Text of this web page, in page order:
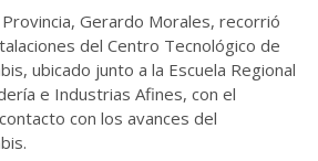
Gerardo Morales, recorrió
del Centro Tecnológico de
ubicado junto a la Escuela Regional
e Industrias Afines, con el
con los avances del